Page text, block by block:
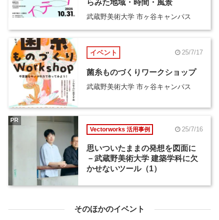
らみた地域・時間・風景
武蔵野美術大学 市ヶ谷キャンパス
イベント 25/7/17
菌糸ものづくりワークショップ
武蔵野美術大学 市ヶ谷キャンパス
Vectorworks 活用事例 25/7/16
思いついたままの発想を図面に
－武蔵野美術大学 建築学科に欠
かせないツール（1）
PR
そのほかのイベント